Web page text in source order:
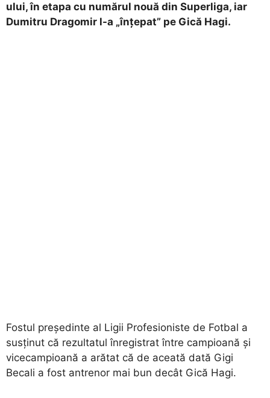
ului, în etapa cu numărul nouă din Superliga, iar
Dumitru Dragomir l-a „înțepat” pe Gică Hagi.
Fostul președinte al Ligii Profesioniste de Fotbal a
susținut că rezultatul înregistrat între campioană și
vicecampioană a arătat că de aceată dată Gigi
Becali a fost antrenor mai bun decât Gică Hagi.